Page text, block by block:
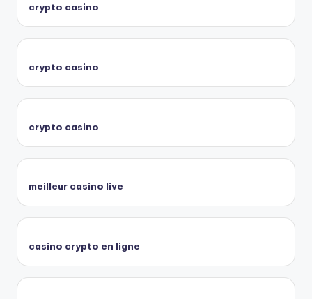
crypto casino
crypto casino
crypto casino
meilleur casino live
casino crypto en ligne